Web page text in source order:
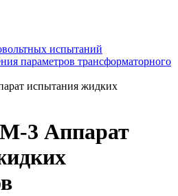
испытаний
параметров трансформаторного
испытания жидких
3 Аппарат